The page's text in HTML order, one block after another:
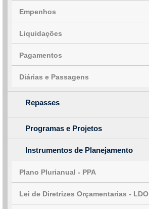
Empenhos
Liquidações
Pagamentos
Diárias e Passagens
Repasses
Programas e Projetos
Instrumentos de Planejamento
Plano Plurianual - PPA
Lei de Diretrizes Orçamentarias - LDO